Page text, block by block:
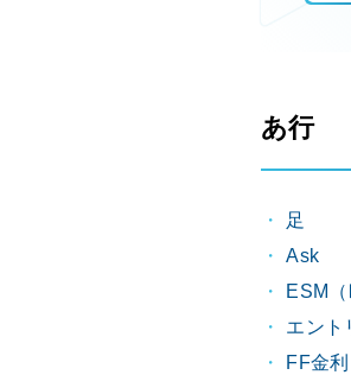
あ行
足
Ask
ESM
エント
FF金利